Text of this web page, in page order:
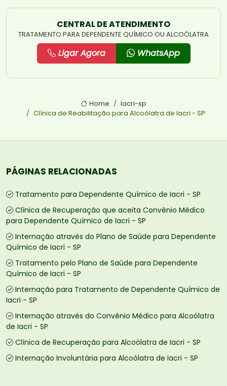
CENTRAL DE ATENDIMENTO
TRATAMENTO PARA DEPENDENTE QUÍMICO OU ALCOÓLATRA
Ligar Agora WhatsApp
Home
Iacri-sp
Clínica de Reabilitação para Alcoólatra de Iacri - SP
PÁGINAS RELACIONADAS
Tratamento para Dependente Químico de Iacri - SP
Clínica de Recuperação que aceita Convênio Médico
para Dependente Químico de Iacri - SP
Internação através do Plano de Saúde para Dependente
Químico de Iacri - SP
Tratamento pelo Plano de Saúde para Dependente
Químico de Iacri - SP
Internação para Tratamento de Dependente Químico de
Iacri - SP
Internação através do Convênio Médico para Alcoólatra
de Iacri - SP
Clínica de Recuperação para Alcoólatra de Iacri - SP
Internação Involuntária para Alcoólatra de Iacri - SP